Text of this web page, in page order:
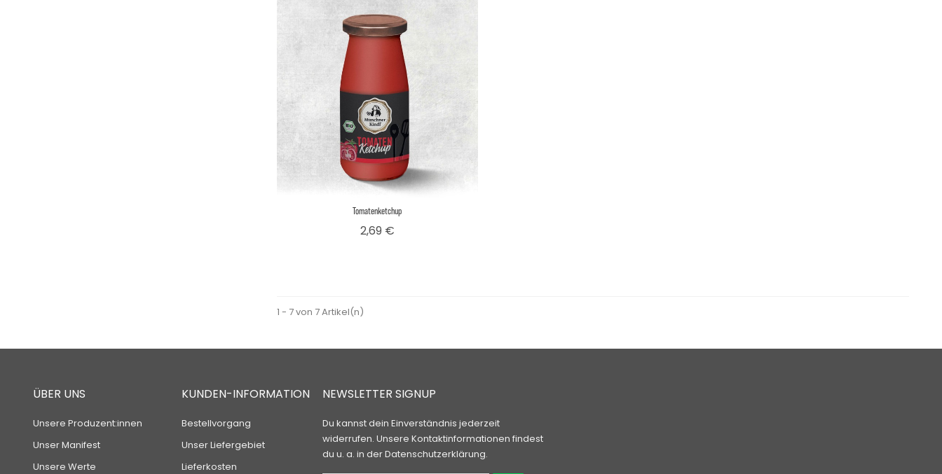
Tomatenketchup
2,69 €Preis
1 - 7 von 7 Artikel(n)
ÜBER UNS
Unsere Produzent:innen
Unser Manifest
Unsere Werte
KUNDEN-INFORMATION
Bestellvorgang
Unser Liefergebiet
Lieferkosten
NEWSLETTER SIGNUP
Du kannst dein Einverständnis jederzeit
widerrufen. Unsere Kontaktinformationen findest
du u. a. in der Datenschutzerklärung.